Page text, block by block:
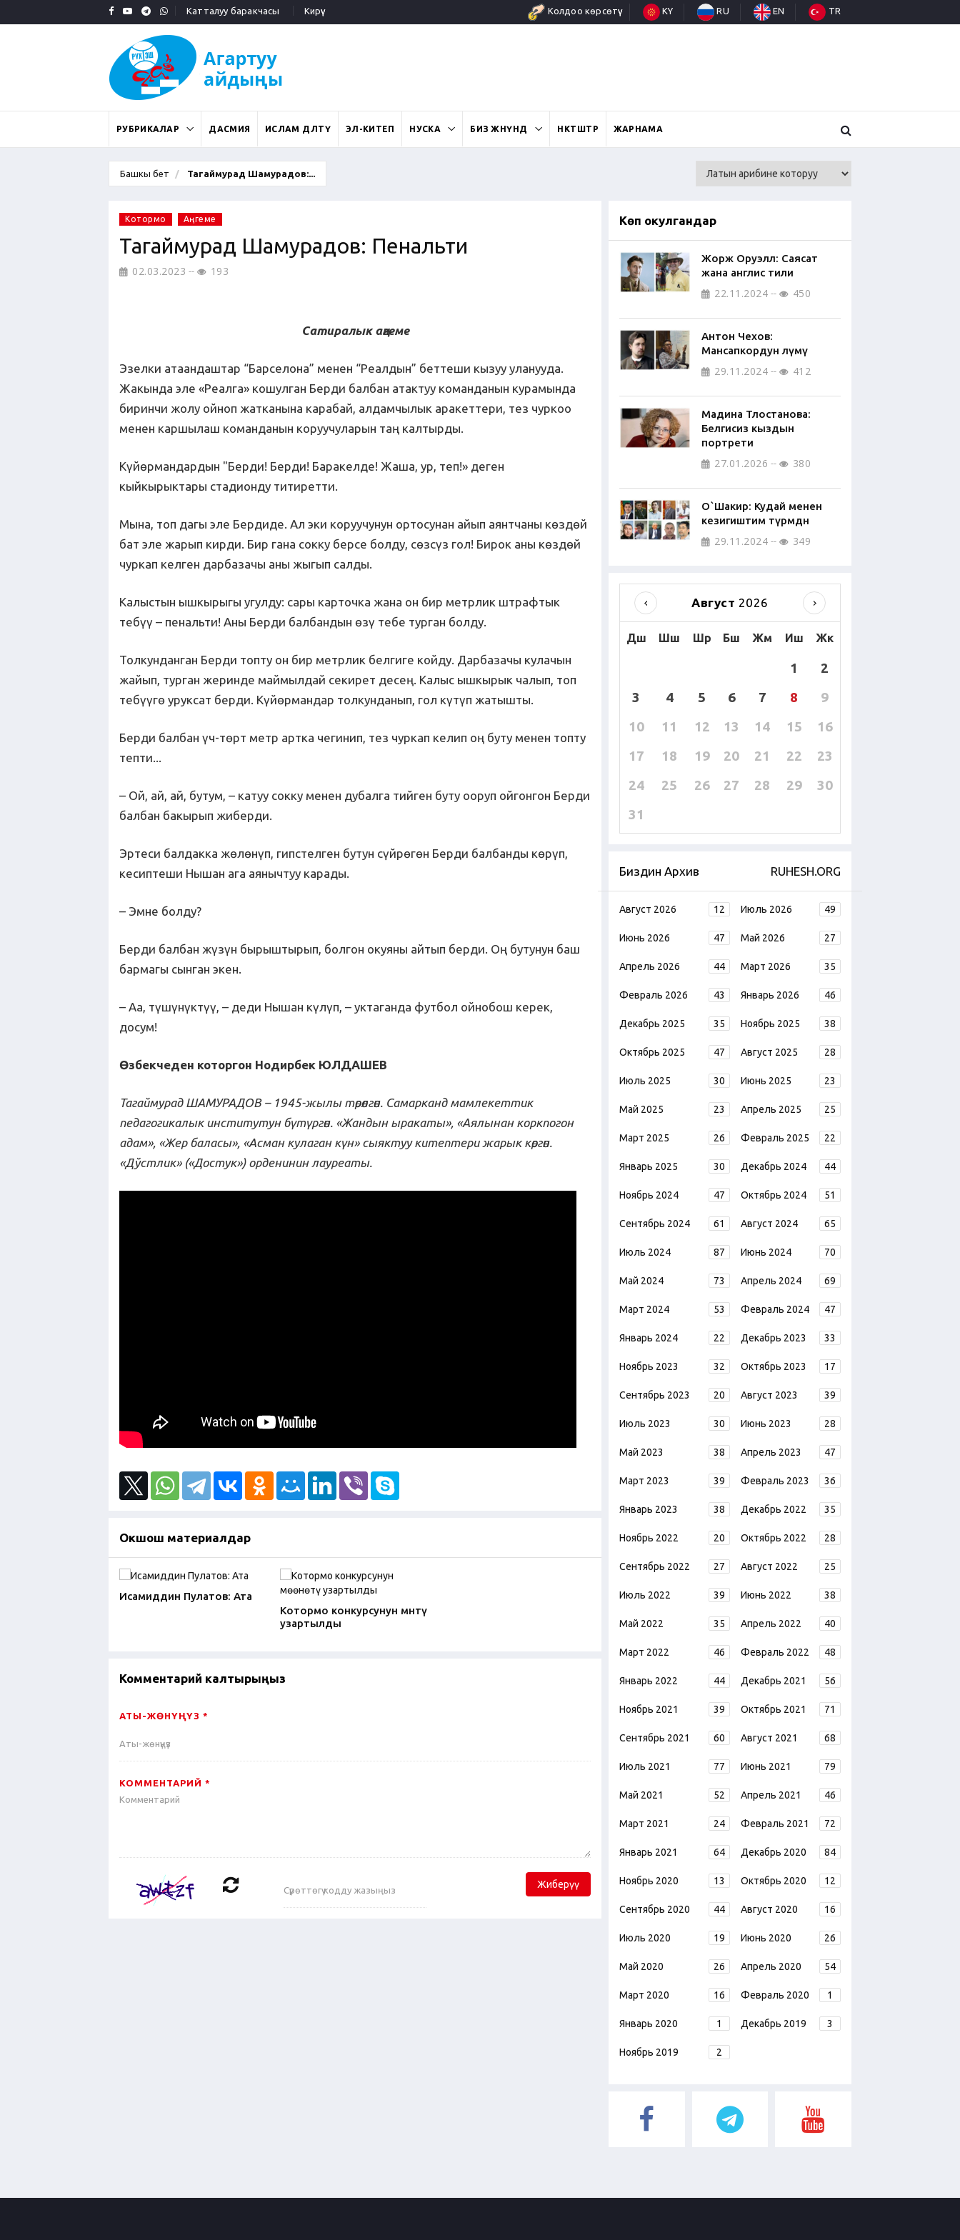
Катталуу баракчасы Кирүү Колдоо көрсөтүү KY RU EN TR
РУБРИКАЛАР ДАСМИЯ ИСЛАМ ДӨӨЛӨТҮ ЭЛ-КИТЕП НУСКА БИЗ ЖӨНҮНДӨ ӨНӨКТӨШТӨР ЖАРНАМА
Башкы бет Тагаймурад Шамурадов:...
Котормо Аңгеме
Тагаймурад Шамурадов: Пенальти
02.03.2023 193
Сатиралык аңгеме
Эзелки атаандаштар “Барселона” менен “Реалдын” беттеши кызуу уланууда.
Жакында эле «Реалга» кошулган Берди балбан атактуу команданын курамында
биринчи жолу ойноп жатканына карабай, алдамчылык аракеттери, тез чуркоо
менен каршылаш команданын коруучуларын таң калтырды.
Күйөрмандардын "Берди! Берди! Баракелде! Жаша, ур, теп!» деген
кыйкырыктары стадионду титиретти.
Мына, топ дагы эле Бердиде. Ал эки коруучунун ортосунан айып аянтчаны көздөй
бат эле жарып кирди. Бир гана сокку берсе болду, сөзсүз гол! Бирок аны көздөй
чуркап келген дарбазачы аны жыгып салды.
Калыстын ышкырыгы угулду: сары карточка жана он бир метрлик штрафтык
тебүү – пенальти! Аны Берди балбандын өзү тебе турган болду.
Толкунданган Берди топту он бир метрлик белгиге койду. Дарбазачы кулачын
жайып, турган жеринде маймылдай секирет десең. Калыс ышкырык чалып, топ
тебүүгө уруксат берди. Күйөрмандар толкунданып, гол күтүп жатышты.
Берди балбан үч-төрт метр артка чегинип, тез чуркап келип оң буту менен топту
тепти...
– Ой, ай, ай, бутум, – катуу сокку менен дубалга тийген буту ооруп ойгонгон Берди
балбан бакырып жиберди.
Эртеси балдакка жөлөнүп, гипстелген бутун сүйрөгөн Берди балбанды көрүп,
кесиптеши Нышан ага аянычтуу карады.
– Эмне болду?
Берди балбан жүзүн бырыштырып, болгон окуяны айтып берди. Оң бутунун баш
бармагы сынган экен.
– Аа, түшүнүктүү, – деди Нышан күлүп, – уктаганда футбол ойнобош керек,
досум!
Өзбекчеден которгон Нодирбек ЮЛДАШЕВ
Тагаймурад ШАМУРАДОВ– 1945-жылы төрөлгөн. Самарканд мамлекеттик
педагогикалык институтун бүтүргөн. «Жандын ыракаты», «Аялынан коркпогон
адам», «Жер баласы», «Асман кулаган күн» сыяктуу китептери жарык көргөн.
«Дўстлик» («Достук») орденинин лауреаты.
Окшош материалдар
Исамиддин Пулатов: Ата
Котормо конкурсунун мөөнөтү
узартылды
Комментарий калтырыңыз
АТЫ-ЖӨНҮҢҮЗ *
КОММЕНТАРИЙ *
Жиберүү
Көп окулгандар
Жорж Оруэлл: Саясат
жана англис тили
22.11.2024 450
Антон Чехов:
Мансапкордун өлүмү
29.11.2024 412
Мадина Тлостанова:
Белгисиз кыздын
портрети
27.01.2026 380
О`Шакир: Кудай менен
кезигиштим түрмөдөн
29.11.2024 349
Август 2026
Дш Шш Шр Бш Жм Иш Жк
1
2
3
4 5 6 7 8
9
10
11 12 13 14 15
16
17
18 19 20 21 22
23
24
25 26 27 28 29
30
31
Биздин Архив RUHESH.ORG
Август 2026 12 Июль 2026 49
Июнь 2026 47 Май 2026 27
Апрель 2026 44 Март 2026 35
Февраль 2026 43 Январь 2026 46
Декабрь 2025 35 Ноябрь 2025 38
Октябрь 2025 47 Август 2025 28
Июль 2025 30 Июнь 2025 23
Май 2025 23 Апрель 2025 25
Март 2025 26 Февраль 2025 22
Январь 2025 30 Декабрь 2024 44
Ноябрь 2024 47 Октябрь 2024 51
Сентябрь 2024 61 Август 2024 65
Июль 2024 87 Июнь 2024 70
Май 2024 73 Апрель 2024 69
Март 2024 53 Февраль 2024 47
Январь 2024 22 Декабрь 2023 33
Ноябрь 2023 32 Октябрь 2023 17
Сентябрь 2023 20 Август 2023 39
Июль 2023 30 Июнь 2023 28
Май 2023 38 Апрель 2023 47
Март 2023 39 Февраль 2023 36
Январь 2023 38 Декабрь 2022 35
Ноябрь 2022 20 Октябрь 2022 28
Сентябрь 2022 27 Август 2022 25
Июль 2022 39 Июнь 2022 38
Май 2022 35 Апрель 2022 40
Март 2022 46 Февраль 2022 48
Январь 2022 44 Декабрь 2021 56
Ноябрь 2021 39 Октябрь 2021 71
Сентябрь 2021 60 Август 2021 68
Июль 2021 77 Июнь 2021 79
Май 2021 52 Апрель 2021 46
Март 2021 24 Февраль 2021 72
Январь 2021 64 Декабрь 2020 84
Ноябрь 2020 13 Октябрь 2020 12
Сентябрь 2020 44 Август 2020 16
Июль 2020 19 Июнь 2020 26
Май 2020 26 Апрель 2020 54
Март 2020 16 Февраль 2020 1
Январь 2020 1 Декабрь 2019 3
Ноябрь 2019 2